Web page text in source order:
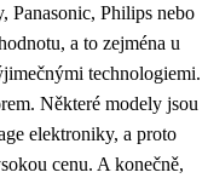
Panasonic, Philips nebo
a to zejména u
technologiemi.
Některé modely jsou
elektroniky, a proto
cenu. A konečně,